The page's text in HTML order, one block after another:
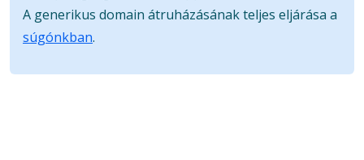
A generikus domain átruházásának teljes eljárása a
súgónkban.